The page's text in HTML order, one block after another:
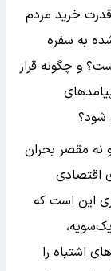
قدرت خرید مردم
به سفره
و چگونه قرار
شود؟
نه مقصر بحران
اقتصادی
این است که
اشتباه را